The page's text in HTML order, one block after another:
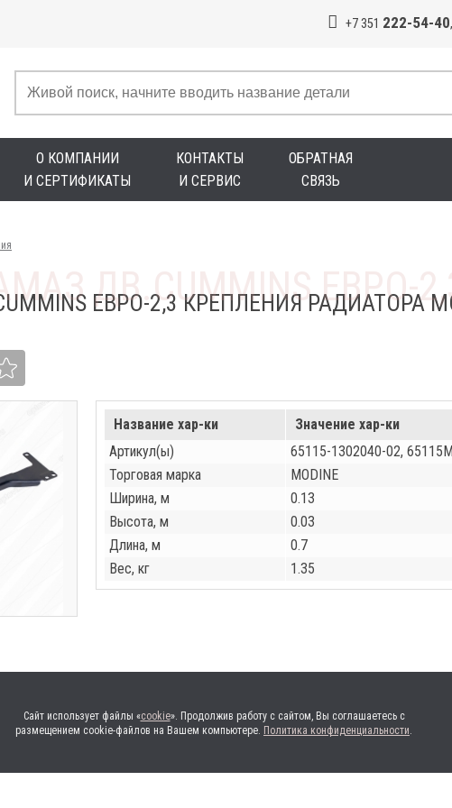
+7 351 222-54-40,
О КОМПАНИИ
И СЕРТИФИКАТЫ
КОНТАКТЫ
И СЕРВИС
ОБРАТНАЯ
СВЯЗЬ
ЕВРО-2,3 КРЕПЛЕНИЯ РАДИАТОРА
Название хар-ки
Значение хар-ки
Артикул(ы)
65115-1302040-02,
Торговая марка
MODINE
Ширина, м
0.13
Высота, м
0.03
Длина, м
0.7
Вес, кг
1.35
Сайт использует файлы «cookie». Продолжив работу с сайтом, Вы соглашаетесь с
размещением cookie-файлов на Вашем компьютере. Политика конфиденциальности.